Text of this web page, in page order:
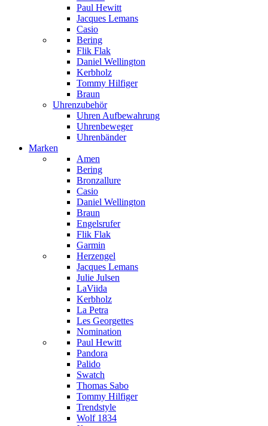
Paul Hewitt
Jacques Lemans
Casio
Bering
Flik Flak
Daniel Wellington
Kerbholz
Tommy Hilfiger
Braun
Uhrenzubehör
Uhren Aufbewahrung
Uhrenbeweger
Uhrenbänder
Marken
Amen
Bering
Bronzallure
Casio
Daniel Wellington
Braun
Engelsrufer
Flik Flak
Garmin
Herzengel
Jacques Lemans
Julie Julsen
LaViida
Kerbholz
La Petra
Les Georgettes
Nomination
Paul Hewitt
Pandora
Palido
Swatch
Thomas Sabo
Tommy Hilfiger
Trendstyle
Wolf 1834